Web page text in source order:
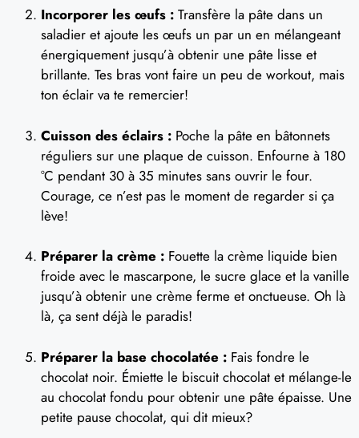
Incorporer les œufs : Transfère la pâte dans un
saladier et ajoute les œufs un par un en mélangeant
énergiquement jusqu’à obtenir une pâte lisse et
brillante. Tes bras vont faire un peu de workout, mais
ton éclair va te remercier!
Cuisson des éclairs : Poche la pâte en bâtonnets
réguliers sur une plaque de cuisson. Enfourne à 180
°C pendant 30 à 35 minutes sans ouvrir le four.
Courage, ce n’est pas le moment de regarder si ça
lève!
Préparer la crème : Fouette la crème liquide bien
froide avec le mascarpone, le sucre glace et la vanille
jusqu’à obtenir une crème ferme et onctueuse. Oh là
là, ça sent déjà le paradis!
Préparer la base chocolatée : Fais fondre le
chocolat noir. Émiette le biscuit chocolat et mélange-le
au chocolat fondu pour obtenir une pâte épaisse. Une
petite pause chocolat, qui dit mieux?